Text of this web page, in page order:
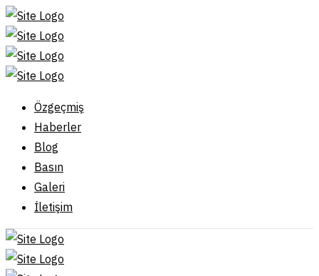
Özgeçmiş
Haberler
Blog
Basın
Galeri
İletişim